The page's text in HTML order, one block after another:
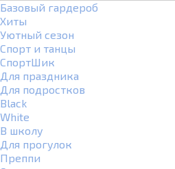
Базовый гардероб
Хиты
Уютный сезон
Спорт и танцы
СпортШик
Для праздника
Для подростков
Black
White
В школу
Для прогулок
Преппи